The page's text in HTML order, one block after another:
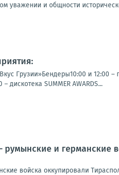
уважении и общности
Грузии»Бендеры10:00 и 12:00
SUMMER AWARDS...
румынские и германские
войска оккупировали